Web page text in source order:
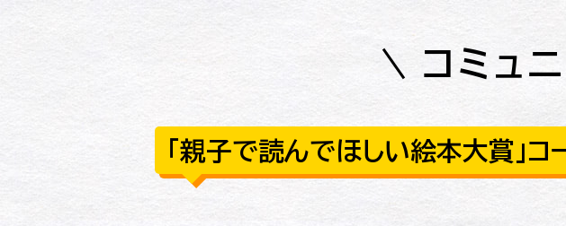
コミュ
「親子で読んでほしい絵本大賞」